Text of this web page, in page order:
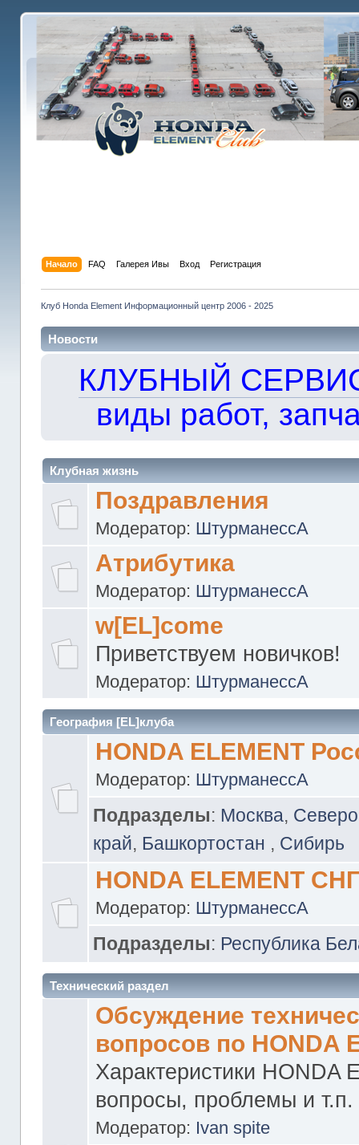
Начало FAQ Галерея Ивы Вход Регистрация
Клуб Honda Element Информационный центр 2006 - 2025
Новости
КЛУБНЫЙ
виды работ,
Клубная жизнь
Поздравления
Модератор: ШтурманессА
Атрибутика
Модератор: ШтурманессА
w[EL]come
Приветствуем новичков!
Модератор: ШтурманессА
География [EL]клуба
HONDA ELEMENT
Модератор: ШтурманессА
Подразделы: Москва,
край, Башкортостан , Сибирь
HONDA ELEMENT
Модератор: ШтурманессА
Подразделы: Республика
Технический раздел
Обсуждение
вопросов по HONDA
Характеристики HONDA
вопросы, проблемы и т.п.
Модератор: Ivan spite